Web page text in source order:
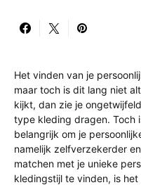
Het vinden van je
maar toch is dit lang niet
kijkt, dan zie je
type kleding dragen. Toch
belangrijk om je
namelijk zelfverzekerder
matchen met je unieke
kledingstijl te vinden, is